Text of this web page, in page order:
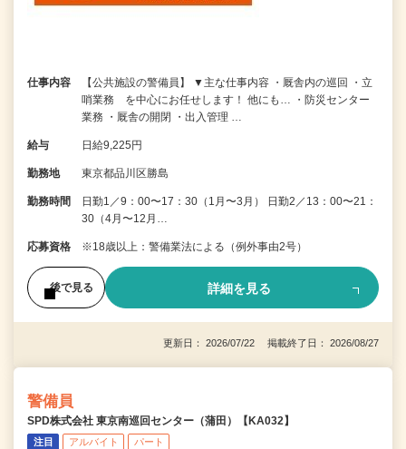
仕事内容
【公共施設の警備員】 ▼主な仕事内容 ・厩舎内の巡回 ・立
哨業務 を中心にお任せします！ 他にも… ・防災センター
業務 ・厩舎の開閉 ・出入管理 …
給与 日給9,225円
勤務地 東京都品川区勝島
勤務時間
日勤1／9：00〜17：30（1月〜3月） 日勤2／13：00〜21：
30（4月〜12月…
応募資格 ※18歳以上：警備業法による（例外事由2号）
後で見る 詳細を見る
更新日： 2026/07/22 掲載終了日： 2026/08/27
警備員
SPD株式会社 東京南巡回センター（蒲田）【KA032】
注目 アルバイト パート